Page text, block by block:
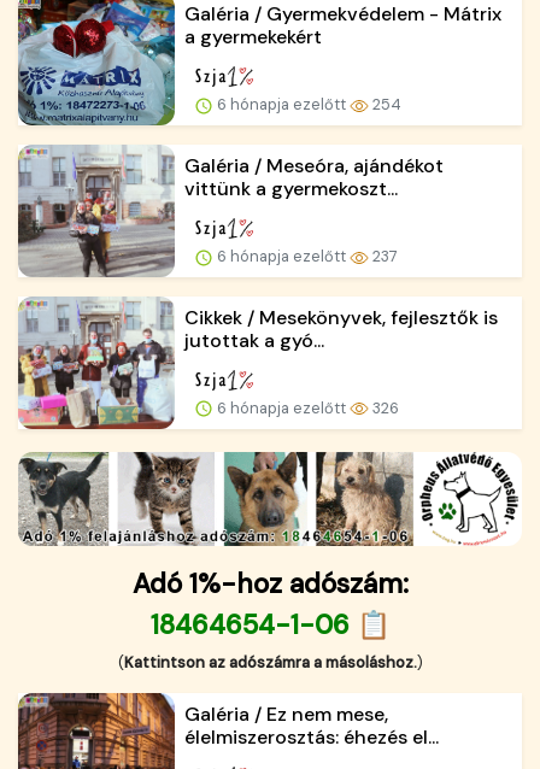
Galéria / Gyermekvédelem - Mátrix
a gyermekekért
6 hónapja ezelőtt 254
Galéria / Meseóra, ajándékot
vittünk a gyermekoszt...
6 hónapja ezelőtt 237
Cikkek / Mesekönyvek, fejlesztők is
jutottak a gyó...
6 hónapja ezelőtt 326
Adó 1%-hoz adószám:
18464654-1-06 📋
(Kattintson az adószámra a másoláshoz.)
Galéria / Ez nem mese,
élelmiszerosztás: éhezés el...